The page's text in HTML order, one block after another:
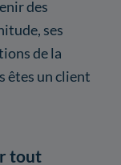
des
ses
de la
êtes un client
tout